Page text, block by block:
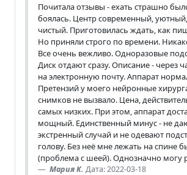
Почитала отзывы - ехать страшно
боялась. Центр современный,
чистый. Приготовилась ждать, как
Но приняли строго по времени.
Все очень вежливо. Одноразовые
Диск отдают сразу. Описание - через
на электронную почту. Аппарат
Претензий у моего нейронные
снимков не вызвало. Цена,
самых низких. При этом, аппарат
мощный. Единственный минус - не
экстренный случай и не одевают
голову. Без неё мне лежать на спине
(проблема с шеей). Однозначно могу
Мария К. Дата: 2022-03-18